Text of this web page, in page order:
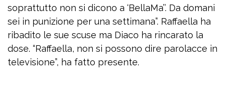
soprattutto non si dicono a ‘BellaMa’’. Da domani
sei in punizione per una settimana”. Raffaella ha
ribadito le sue scuse ma Diaco ha rincarato la
dose. “Raffaella, non si possono dire parolacce in
televisione”, ha fatto presente.